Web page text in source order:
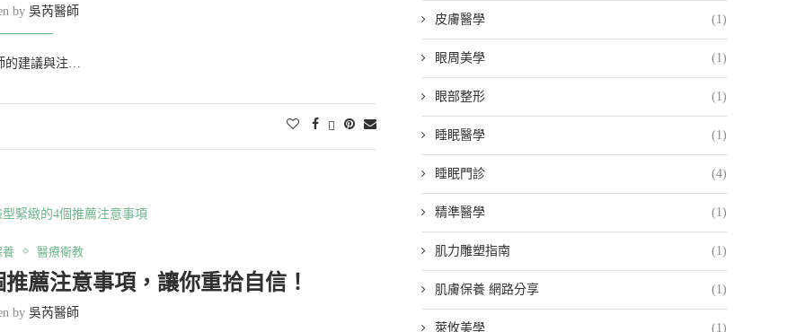
by 吳芮醫師
的建議與注…
養 醫療衛教
薦注意事項，讓你重拾自信！
by 吳芮醫師
皮膚醫學 (1)
眼周美學 (1)
眼部整形 (1)
睡眠醫學 (1)
睡眠門診 (4)
精準醫學 (1)
肌力雕塑指南 (1)
肌膚保養 網路分享 (1)
萊攸美學 (1)